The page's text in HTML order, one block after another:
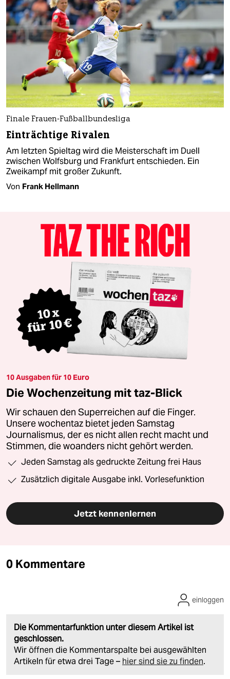
Finale Frauen-Fußballbundesliga
Einträchtige Rivalen
Am letzten Spieltag wird die Meisterschaft im Duell
zwischen Wolfsburg und Frankfurt entschieden. Ein
Zweikampf mit großer Zukunft.
Von Frank Hellmann
10 Ausgaben für 10 Euro
Die Wochenzeitung mit taz-Blick
Wir schauen den Superreichen auf die Finger.
Unsere wochentaz bietet jeden Samstag
Journalismus, der es nicht allen recht macht und
Stimmen, die woanders nicht gehört werden.
Jeden Samstag als gedruckte Zeitung frei Haus
Zusätzlich digitale Ausgabe inkl. Vorlesefunktion
Jetzt kennenlernen
0 Kommentare
Die Kommentarfunktion unter diesem Artikel ist
geschlossen.
Wir öffnen die Kommentarspalte bei ausgewählten
Artikeln für etwa drei Tage – hier sind sie zu finden.
einloggen